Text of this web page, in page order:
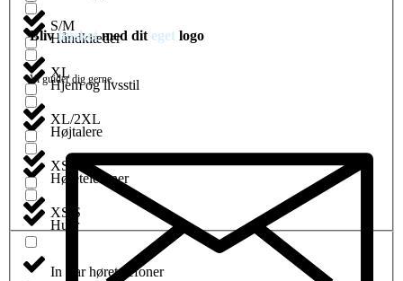
Håndklæder
Hjem og livsstil
Højtalere
Høretelefoner
Huer
In Ear høretelefoner
S/M
XL
XL/2XL
XS
XS/S
Blivhusketmed dit eget logo
Vi guider dig gerne.